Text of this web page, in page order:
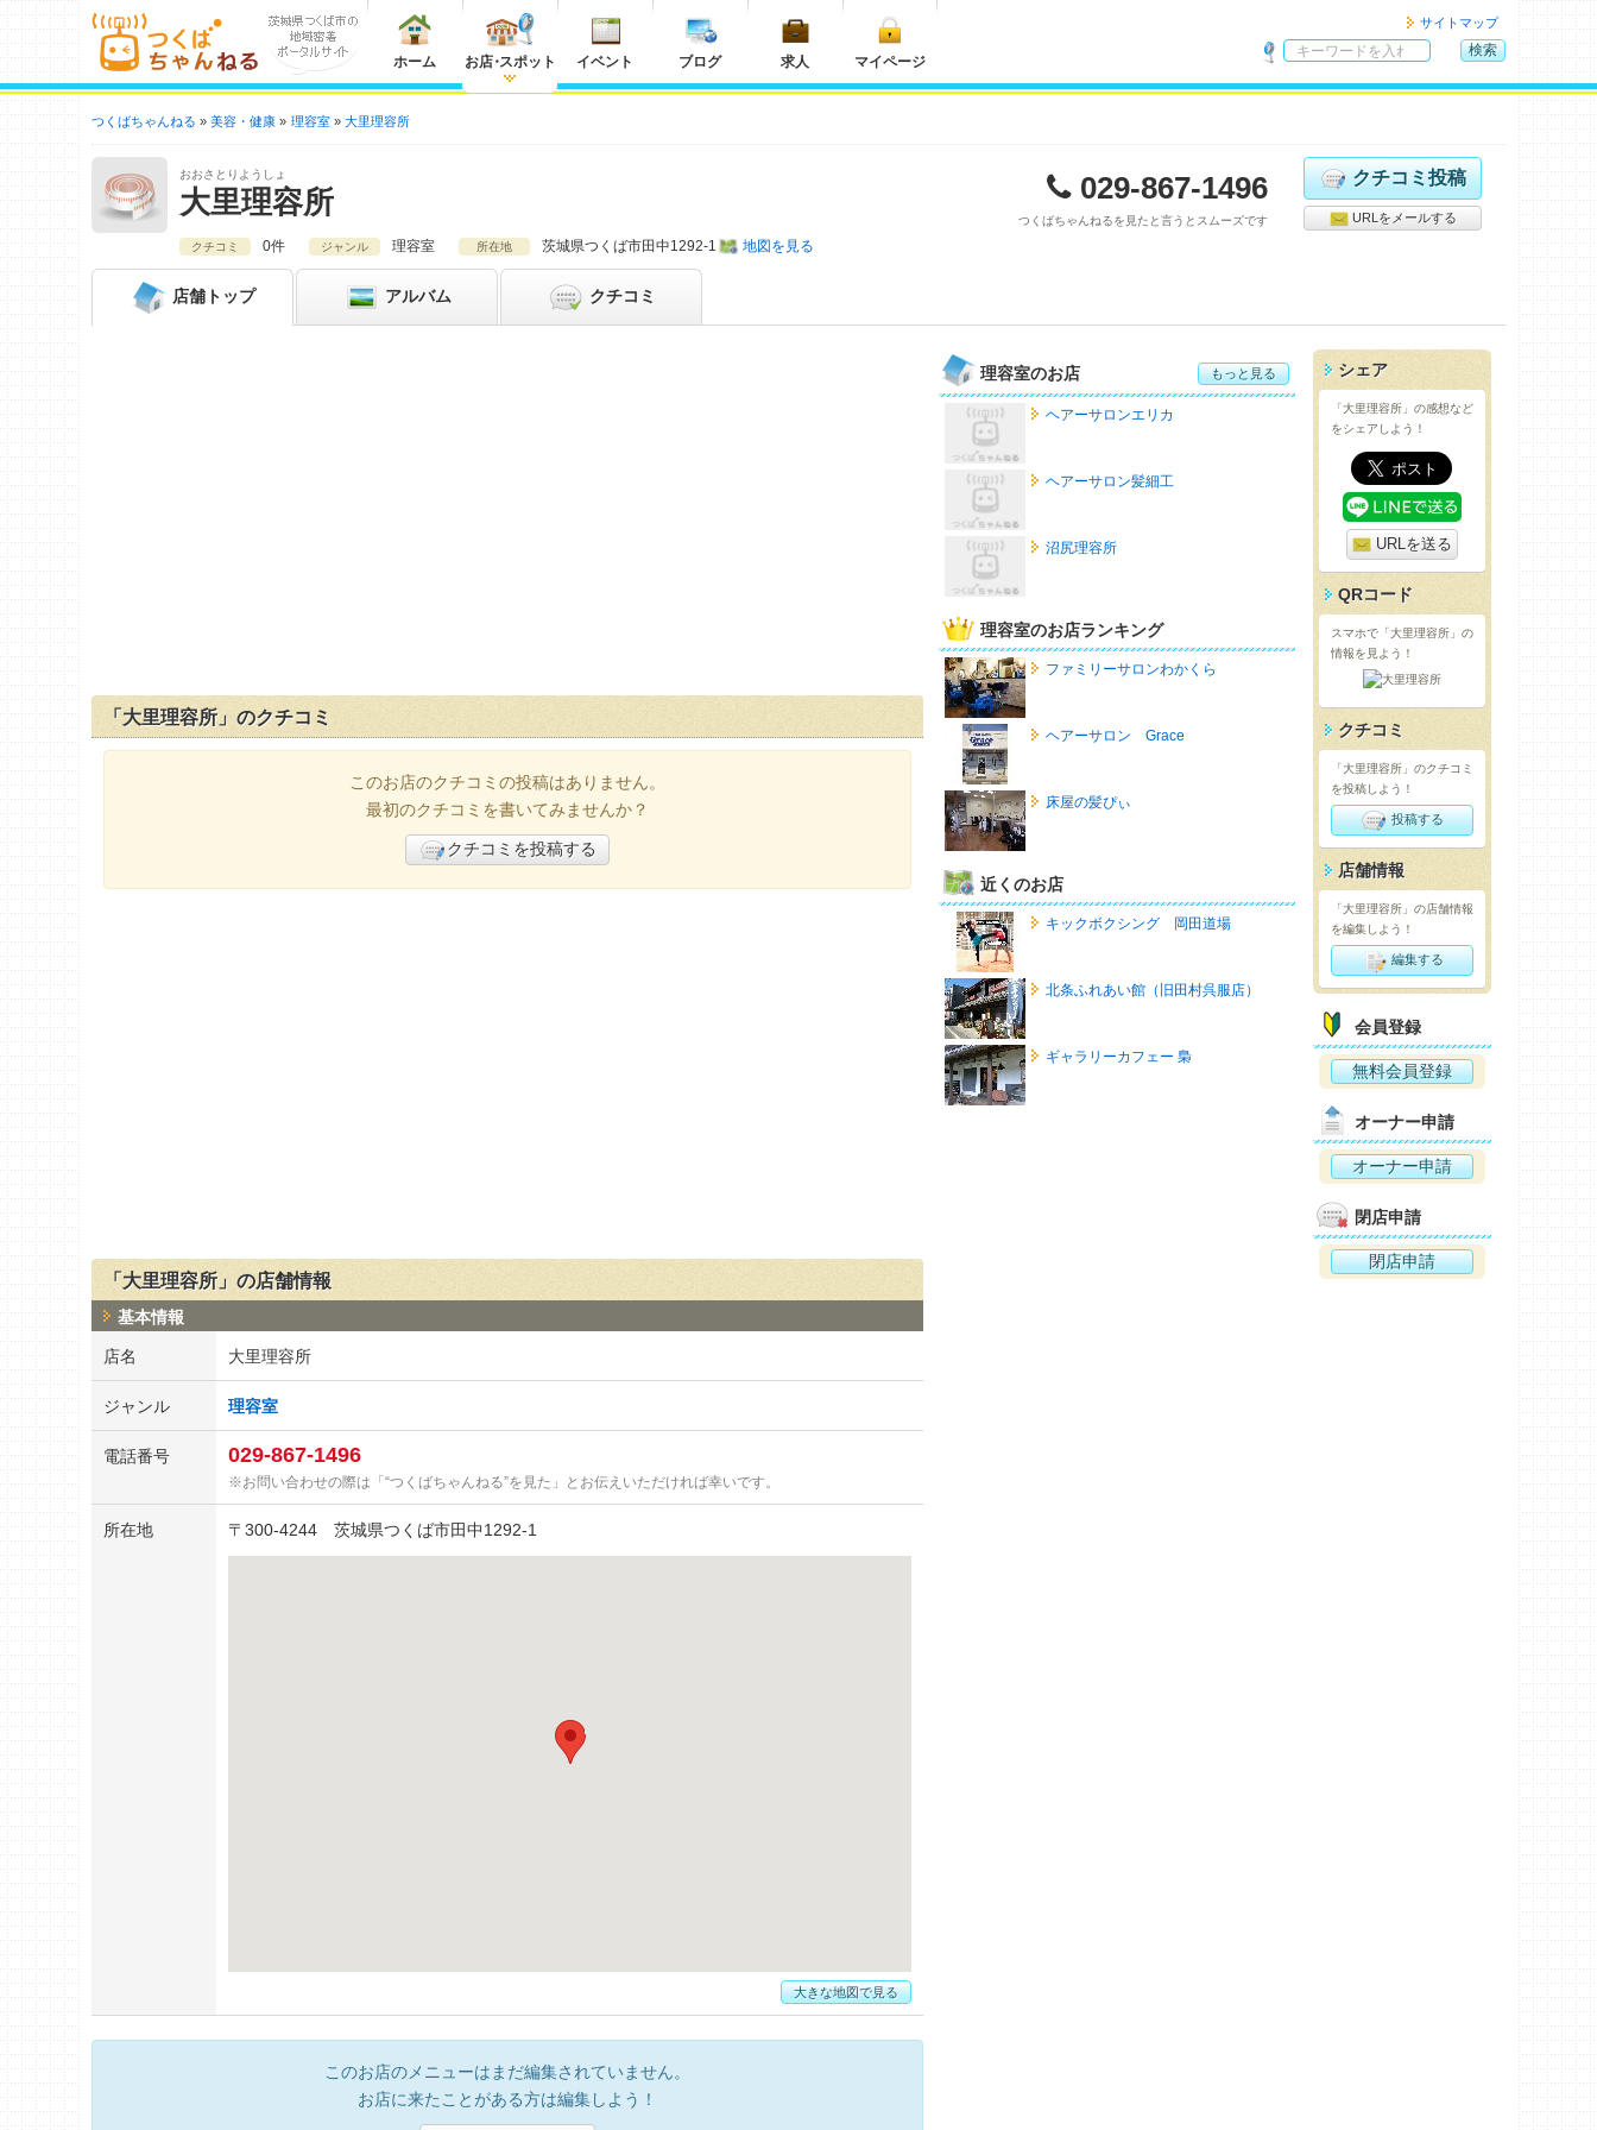
ホーム お店・スポット イベント ブログ 求人 マイページ
サイトマップ
内
索
検索
つくばちゃんねる 美容・健康 理容室 大里理容所
おおさとりようしょ
大里理容所 029-867-1496
つくばちゃんねるを見たと言うとスムーズです
クチコミ投稿
URLをメールする
クチコミ 0件 ジャンル 理容室 所在地 茨城県つくば市田中1292-1 地図を見る
店舗 トップ アルバム クチコミ
「大里理容所」のクチコミ
このお店のクチコミの投稿はありません。
最初のクチコミを書いてみませんか？
クチコミを投稿する
「大里理容所」の店舗情報
基本情報
店名 大里理容所
ジャンル 理容室
電話番号 029-867-1496
お問い合わせの際は「“つくばちゃんねる”を見た」とお伝えいただければ幸いです。
所在地 〒 300-4244 茨城県つくば市田中1292-1
大きな地図で見る
このお店のメニューはまだ編集されていません。
お店に来たことがある方は編集しよう！
理容室のお店 もっと見る
ヘアーサロンエリカ
ヘアーサロン髪細工
沼尻理容所
理容室のお店ランキング
ファミリーサロンわかくら
ヘアーサロン Grace
床屋の髪ぴぃ
近くのお店
キックボクシング 岡田道場
北条ふれあい館（旧田村呉服店）
ギャラリーカフェー 梟
シェア
「大里理容所」の感想など
をシェアしよう！
URLを送る
QRコード
スマホで「大里理容所」の
情報を見よう！
クチコミ
「大里理容所」のクチコミ
を投稿しよう！
投稿する
店舗情報
「大里理容所」の店舗情報
を編集しよう！
編集する
会員登録
無料会員登録
オーナー申請
オーナー申請
閉店申請
閉店申請